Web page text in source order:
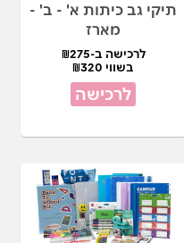
תיקי גב כיתות א' - ב' -
מארז
לרכישה ב-₪275
בשווי ₪320
לרכישה